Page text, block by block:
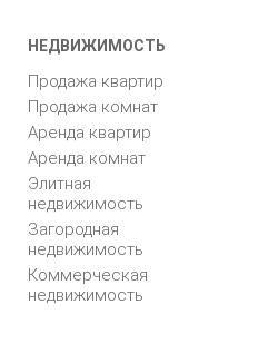
НЕДВИЖИМОСТЬ
Продажа квартир
Продажа комнат
Аренда квартир
Аренда комнат
Элитная
недвижимость
Загородная
недвижимость
Коммерческая
недвижимость